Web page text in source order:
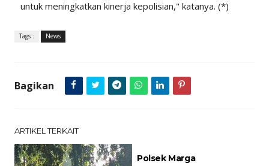
untuk meningkatkan kinerja kepolisian," katanya. (*)
Tags : News
Bagikan
ARTIKEL TERKAIT
Polsek Marga